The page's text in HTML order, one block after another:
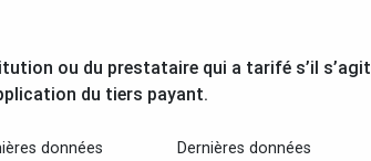
ou du prestataire qui a tarifé s’il s’agit
du tiers payant.
données
Dernières données